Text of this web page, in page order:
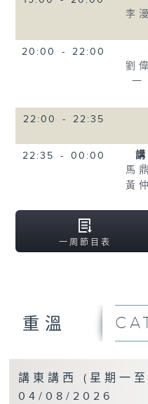
李
20:00 - 22:00
劉
一
22:00 - 22:35
22:35 - 00:00
馬
黃
一周節目表
重溫
講東講西 (星期一
04/08/2026